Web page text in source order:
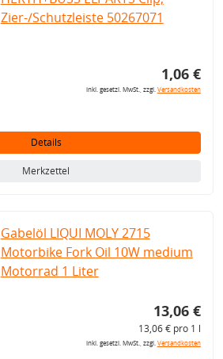
Zier-/Schutzleiste 50267071
1,06 €
inkl. gesetzl. MwSt., zzgl.Versandkosten
Details
Merkzettel
Gabelöl LIQUI MOLY 2715
Motorbike Fork Oil 10W medium
Motorrad 1 Liter
13,06 €
13,06 € pro 1 l
inkl. gesetzl. MwSt., zzgl.Versandkosten